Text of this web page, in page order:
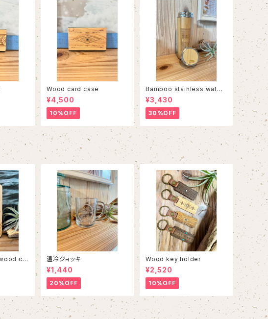
Wood card case
¥4,500
10%OFF
Bamboo stainless water
bottle
¥3,430
30%OFF
ca
温冷ジョッキ
¥1,440
20%OFF
Wood key holder
¥2,520
10%OFF